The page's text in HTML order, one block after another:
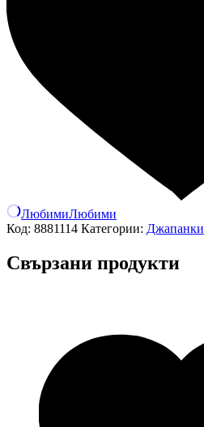
ЛюбимиЛюбими
Код: 8881114 Категории: Джапанки
Свързани продукти